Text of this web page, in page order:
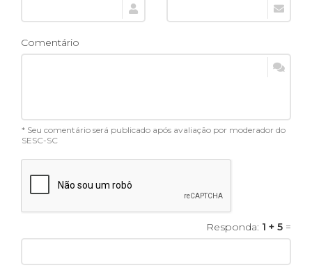
Comentário
* Seu comentário será publicado após avaliação por moderador do
SESC-SC
Responda: 1 + 5 =